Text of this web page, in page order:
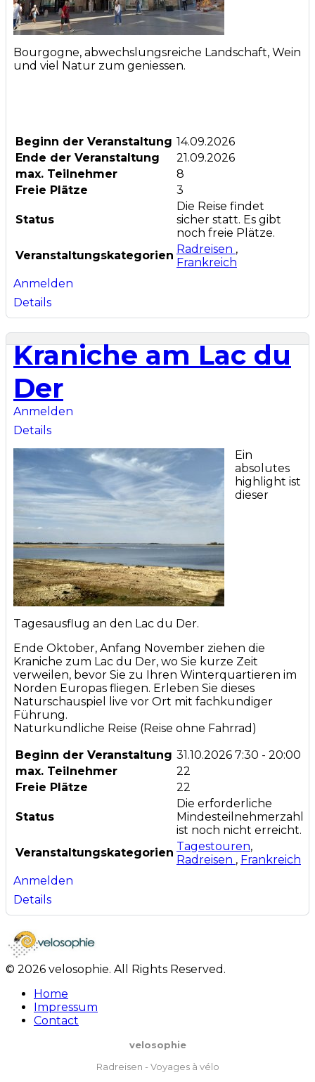
Bourgogne, abwechslungsreiche Landschaft, Wein
und viel Natur zum geniessen.
Beginn der Veranstaltung 14.09.2026
Ende der Veranstaltung
21.09.2026
max. Teilnehmer
8
Freie Plätze
3
Status
Die Reise findet
sicher statt. Es gibt
noch freie Plätze.
Veranstaltungskategorien Radreisen ,
Frankreich
Anmelden
Details
Kraniche am Lac du
Der
Anmelden
Details
Ein
absolutes
highlight ist
dieser
Tagesausflug an den Lac du Der.
Ende Oktober, Anfang November ziehen die
Kraniche zum Lac du Der, wo Sie kurze Zeit
verweilen, bevor Sie zu Ihren Winterquartieren im
Norden Europas fliegen. Erleben Sie dieses
Naturschauspiel live vor Ort mit fachkundiger
Führung.
Naturkundliche Reise (Reise ohne Fahrrad)
Beginn der Veranstaltung 31.10.2026 7:30 - 20:00
max. Teilnehmer
22
Freie Plätze
22
Status
Die erforderliche
Mindesteilnehmerzahl
ist noch nicht erreicht.
Veranstaltungskategorien Tagestouren,
Radreisen , Frankreich
Anmelden
Details
© 2026 velosophie. All Rights Reserved.
Home
Impressum
Contact
velosophie
Radreisen - Voyages à vélo